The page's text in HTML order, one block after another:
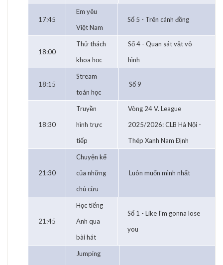
17:45
Em yêu
Việt Nam
Số 5 - Trên cánh đồng
18:00
Thử thách
khoa học
Số 4 - Quan sát vật vô
hình
18:15
Stream
toán học
Số 9
18:30
Truyền
hình trực
tiếp
Vòng 24 V. League
2025/2026: CLB Hà Nội -
Thép Xanh Nam Định
21:30
Chuyện kể
của những
chú cừu
Luôn muốn mình nhất
21:45
Học tiếng
Anh qua
bài hát
Số 1 - Like I'm gonna lose
you
Jumping